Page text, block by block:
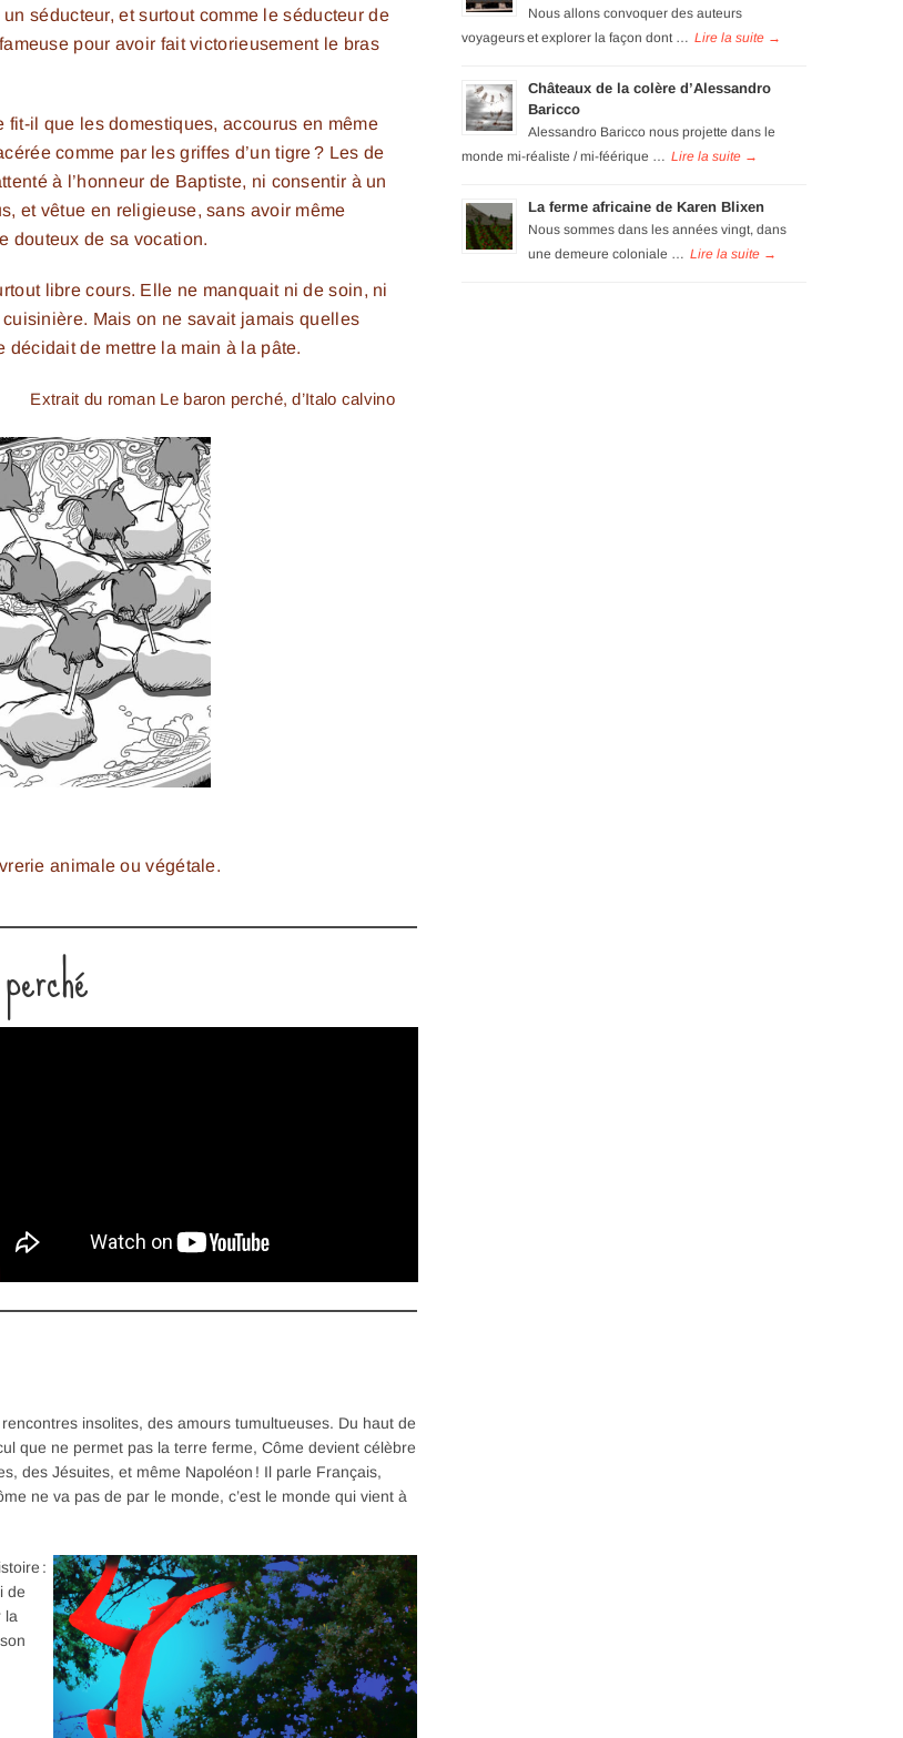
séducteur, et surtout comme le séducteur de
pour avoir fait victorieusement le bras
fit-il que les domestiques, accourus en même
comme par les griffes d’un tigre ? Les de
à l’honneur de Baptiste, ni consentir à un
et vêtue en religieuse, sans avoir même
douteux de sa vocation.
libre cours. Elle ne manquait ni de soin, ni
Mais on ne savait jamais quelles
décidait de mettre la main à la pâte.
Extrait du roman Le baron perché, d’Italo calvino
animale ou végétale.
insolites, des amours tumultueuses. Du haut de
que ne permet pas la terre ferme, Côme devient célèbre
des Jésuites, et même Napoléon ! Il parle Français,
ne va pas de par le monde, c’est le monde qui vient à
:
de
la
Nous allons convoquer des auteurs
voyageurs et explorer la façon dont …
Châteaux de la colère d’Alessandro
Baricco
Alessandro Baricco nous projette dans le
monde mi-réaliste / mi-féérique …
La ferme africaine de Karen Blixen
Nous sommes dans les années vingt, dans
une demeure coloniale …